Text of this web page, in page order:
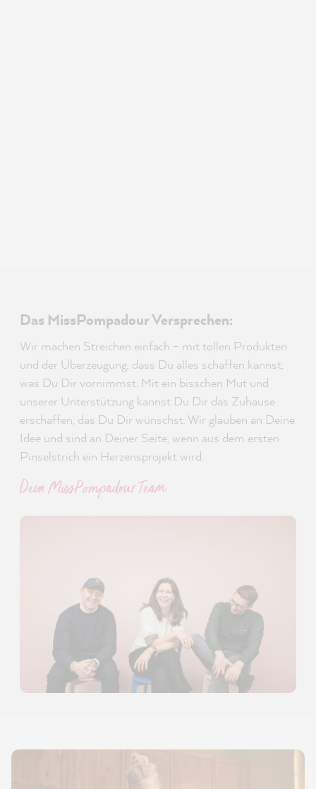
Das MissPompadour Versprechen:
Wir machen Streichen einfach – mit tollen Produkten
und der Überzeugung, dass Du alles schaffen kannst,
was Du Dir vornimmst. Mit ein bisschen Mut und
unserer Unterstützung kannst Du Dir das Zuhause
erschaffen, das Du Dir wünschst. Wir glauben an Deine
Idee und sind an Deiner Seite, wenn aus dem ersten
Pinselstrich ein Herzensprojekt wird.
Dein MissPompadour Team